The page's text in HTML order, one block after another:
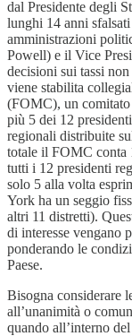
dal Presidente degli
lunghi 14 anni
amministrazioni
Powell) e il Vice
decisioni sui tassi
viene stabilita
(FOMC), un
più 5 dei 12
regionali distribuite
totale il FOMC conta
tutti i 12 presidenti
solo 5 alla volta
York ha un seggio
altri 11 distretti).
di interesse vengano
ponderando le
Paese.
Bisogna considerare
all’unanimità o
quando all’interno